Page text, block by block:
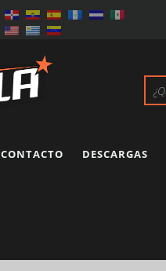
CONTACTO DESCARGAS